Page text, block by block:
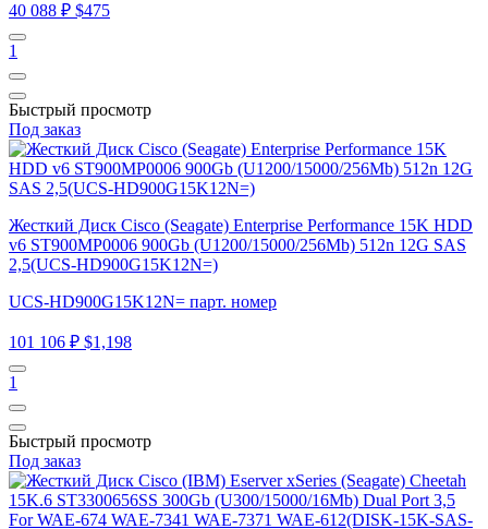
40 088 ₽ $475
1
Быстрый просмотр
Под заказ
Жесткий Диск Cisco (Seagate) Enterprise Performance 15K HDD
v6 ST900MP0006 900Gb (U1200/15000/256Mb) 512n 12G SAS
2,5(UCS-HD900G15K12N=)
UCS-HD900G15K12N= парт. номер
101 106 ₽ $1,198
1
Быстрый просмотр
Под заказ